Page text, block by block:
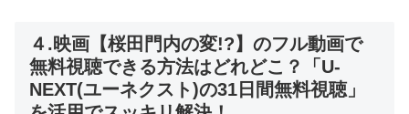
４.映画【桜田門内の変!?】のフル動画で
無料視聴できる方法はどれどこ？「U-
NEXT(ユーネクスト)の31日間無料視聴」